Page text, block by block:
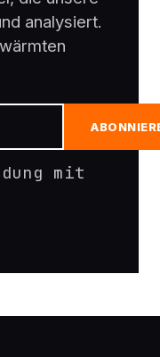
analysiert.
mit